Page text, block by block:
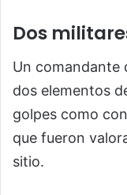
Dos
Un comandante
dos elementos
golpes como
que fueron
sitio.